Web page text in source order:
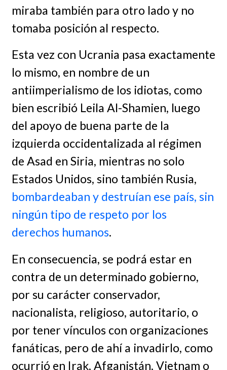
miraba también para otro lado y no
tomaba posición al respecto.
Esta vez con Ucrania pasa exactamente
lo mismo, en nombre de un
antiimperialismo de los idiotas, como
bien escribió Leila Al-Shamien, luego
del apoyo de buena parte de la
izquierda occidentalizada al régimen
de Asad en Siria, mientras no solo
Estados Unidos, sino también Rusia,
bombardeaban y destruían ese país, sin
ningún tipo de respeto por los
derechos humanos.
En consecuencia, se podrá estar en
contra de un determinado gobierno,
por su carácter conservador,
nacionalista, religioso, autoritario, o
por tener vínculos con organizaciones
fanáticas, pero de ahí a invadirlo, como
ocurrió en Irak, Afganistán, Vietnam o